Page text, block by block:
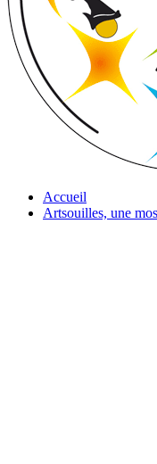
Accueil
Artsouilles, une